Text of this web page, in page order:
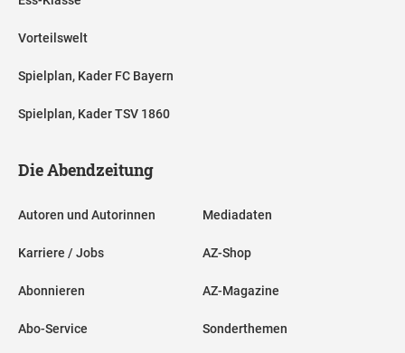
Vorteilswelt
Spielplan, Kader FC Bayern
Spielplan, Kader TSV 1860
Die Abendzeitung
Autoren und Autorinnen
Karriere / Jobs
Abonnieren
Abo-Service
Mediadaten
AZ-Shop
AZ-Magazine
Sonderthemen